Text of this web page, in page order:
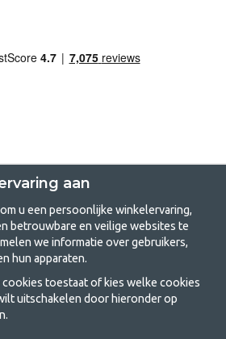
- Jouw winkel voor
en buitenleven
zijn of een manier om het gezin samen te
avontuur. Welke categorie je ook kiest,
nodig hebt aan kampeeraccessoires. Wij
aan
u een persoonlijke winkelervaring,
betrouwbare en veilige websites te
we informatie over gebruikers,
hun apparaten.
toestaat of kies welke cookies
uitschakelen door hieronder op